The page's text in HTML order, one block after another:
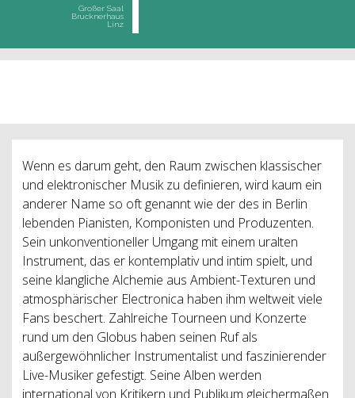
Großer Saal
Brucknerhaus
Linz
Wenn es darum geht, den Raum zwischen klassischer
und elektronischer Musik zu definieren, wird kaum ein
anderer Name so oft genannt wie der des in Berlin
lebenden Pianisten, Komponisten und Produzenten.
Sein unkonventioneller Umgang mit einem uralten
Instrument, das er kontemplativ und intim spielt, und
seine klangliche Alchemie aus Ambient-Texturen und
atmosphärischer Electronica haben ihm weltweit viele
Fans beschert. Zahlreiche Tourneen und Konzerte
rund um den Globus haben seinen Ruf als
außergewöhnlicher Instrumentalist und faszinierender
Live-Musiker gefestigt. Seine Alben werden
international von Kritikern und Publikum gleichermaßen